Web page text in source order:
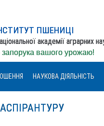
ПШЕНИЦІ
академії аграрних
запорука вашого урожаю!
НАУКОВА ДІЯЛЬНІСТЬ